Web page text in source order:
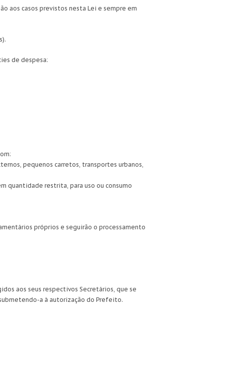
aos casos previstos nesta Lei e sempre em
de despesa:
pequenos carretos, transportes urbanos,
quantidade restrita, para uso ou consumo
próprios e seguirão o processamento
aos seus respectivos Secretários, que se
a à autorização do Prefeito.